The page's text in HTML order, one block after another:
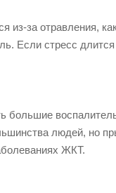
из-за отравления,
Если стресс
большие
людей, но
ЖКТ.